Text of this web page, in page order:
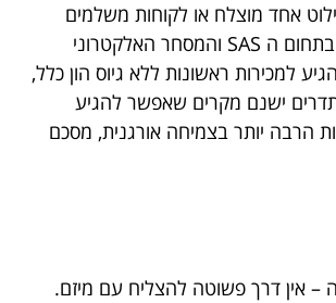
אחד מוצלח או לקוחות משלמים
ראשונים. למשל בתחום ה SAS והמסחר האלקטרוני
למכירות ראשונות ללא גיוס הון כלל,
ישנם מקרים שאפשר להגיע
הרבה יותר בצמיחה אורגנית, מסכם
– אין דרך פשוטה להצליח עם מיזם.